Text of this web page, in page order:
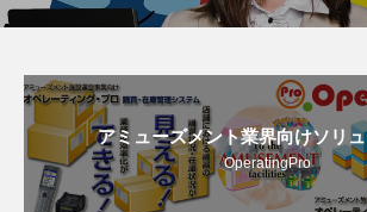
アミューズメント業界向けソリ
OperatingPro